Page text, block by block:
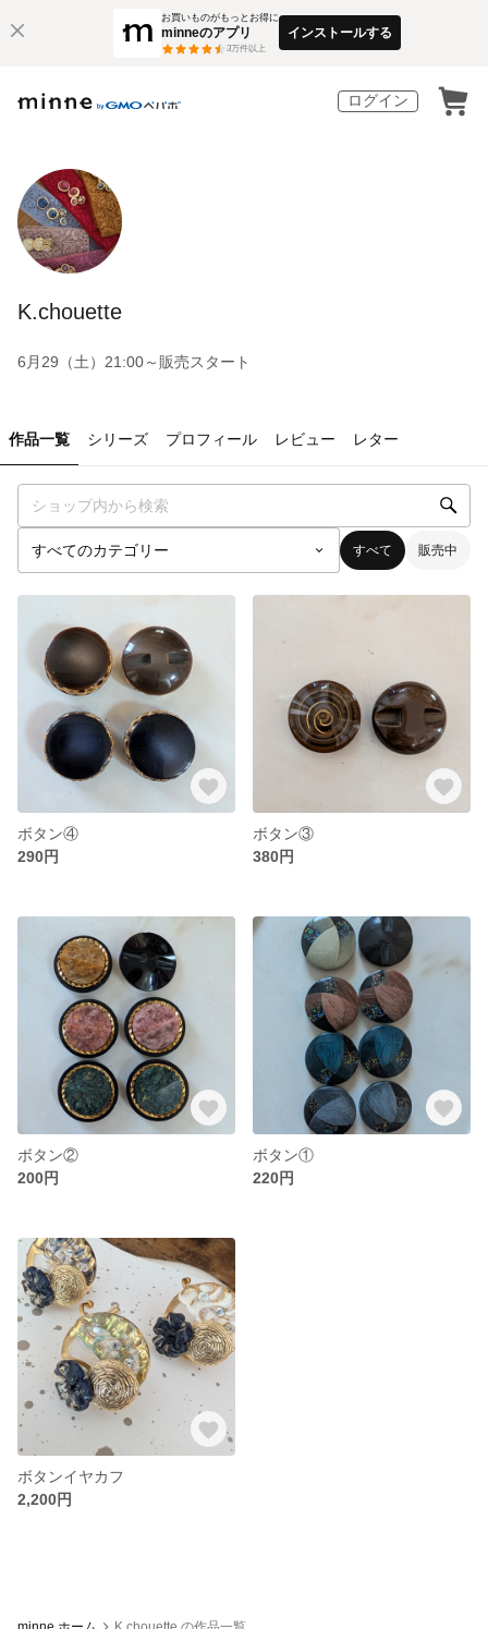
お買いものがもっとお得に
minneのアプリ
3万件以上
インストールする
ログイン
K.chouette
6月29（土）21:00～販売スタート
作品一覧 シリーズ プロフィール レビュー レター
すべて 販売中
ボタン④
290円
ボタン③
380円
ボタン②
200円
ボタン①
220円
ボタンイヤカフ
2,200円